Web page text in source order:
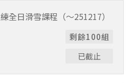
全日滑雪課程（～251217）
剩餘100組
已截止